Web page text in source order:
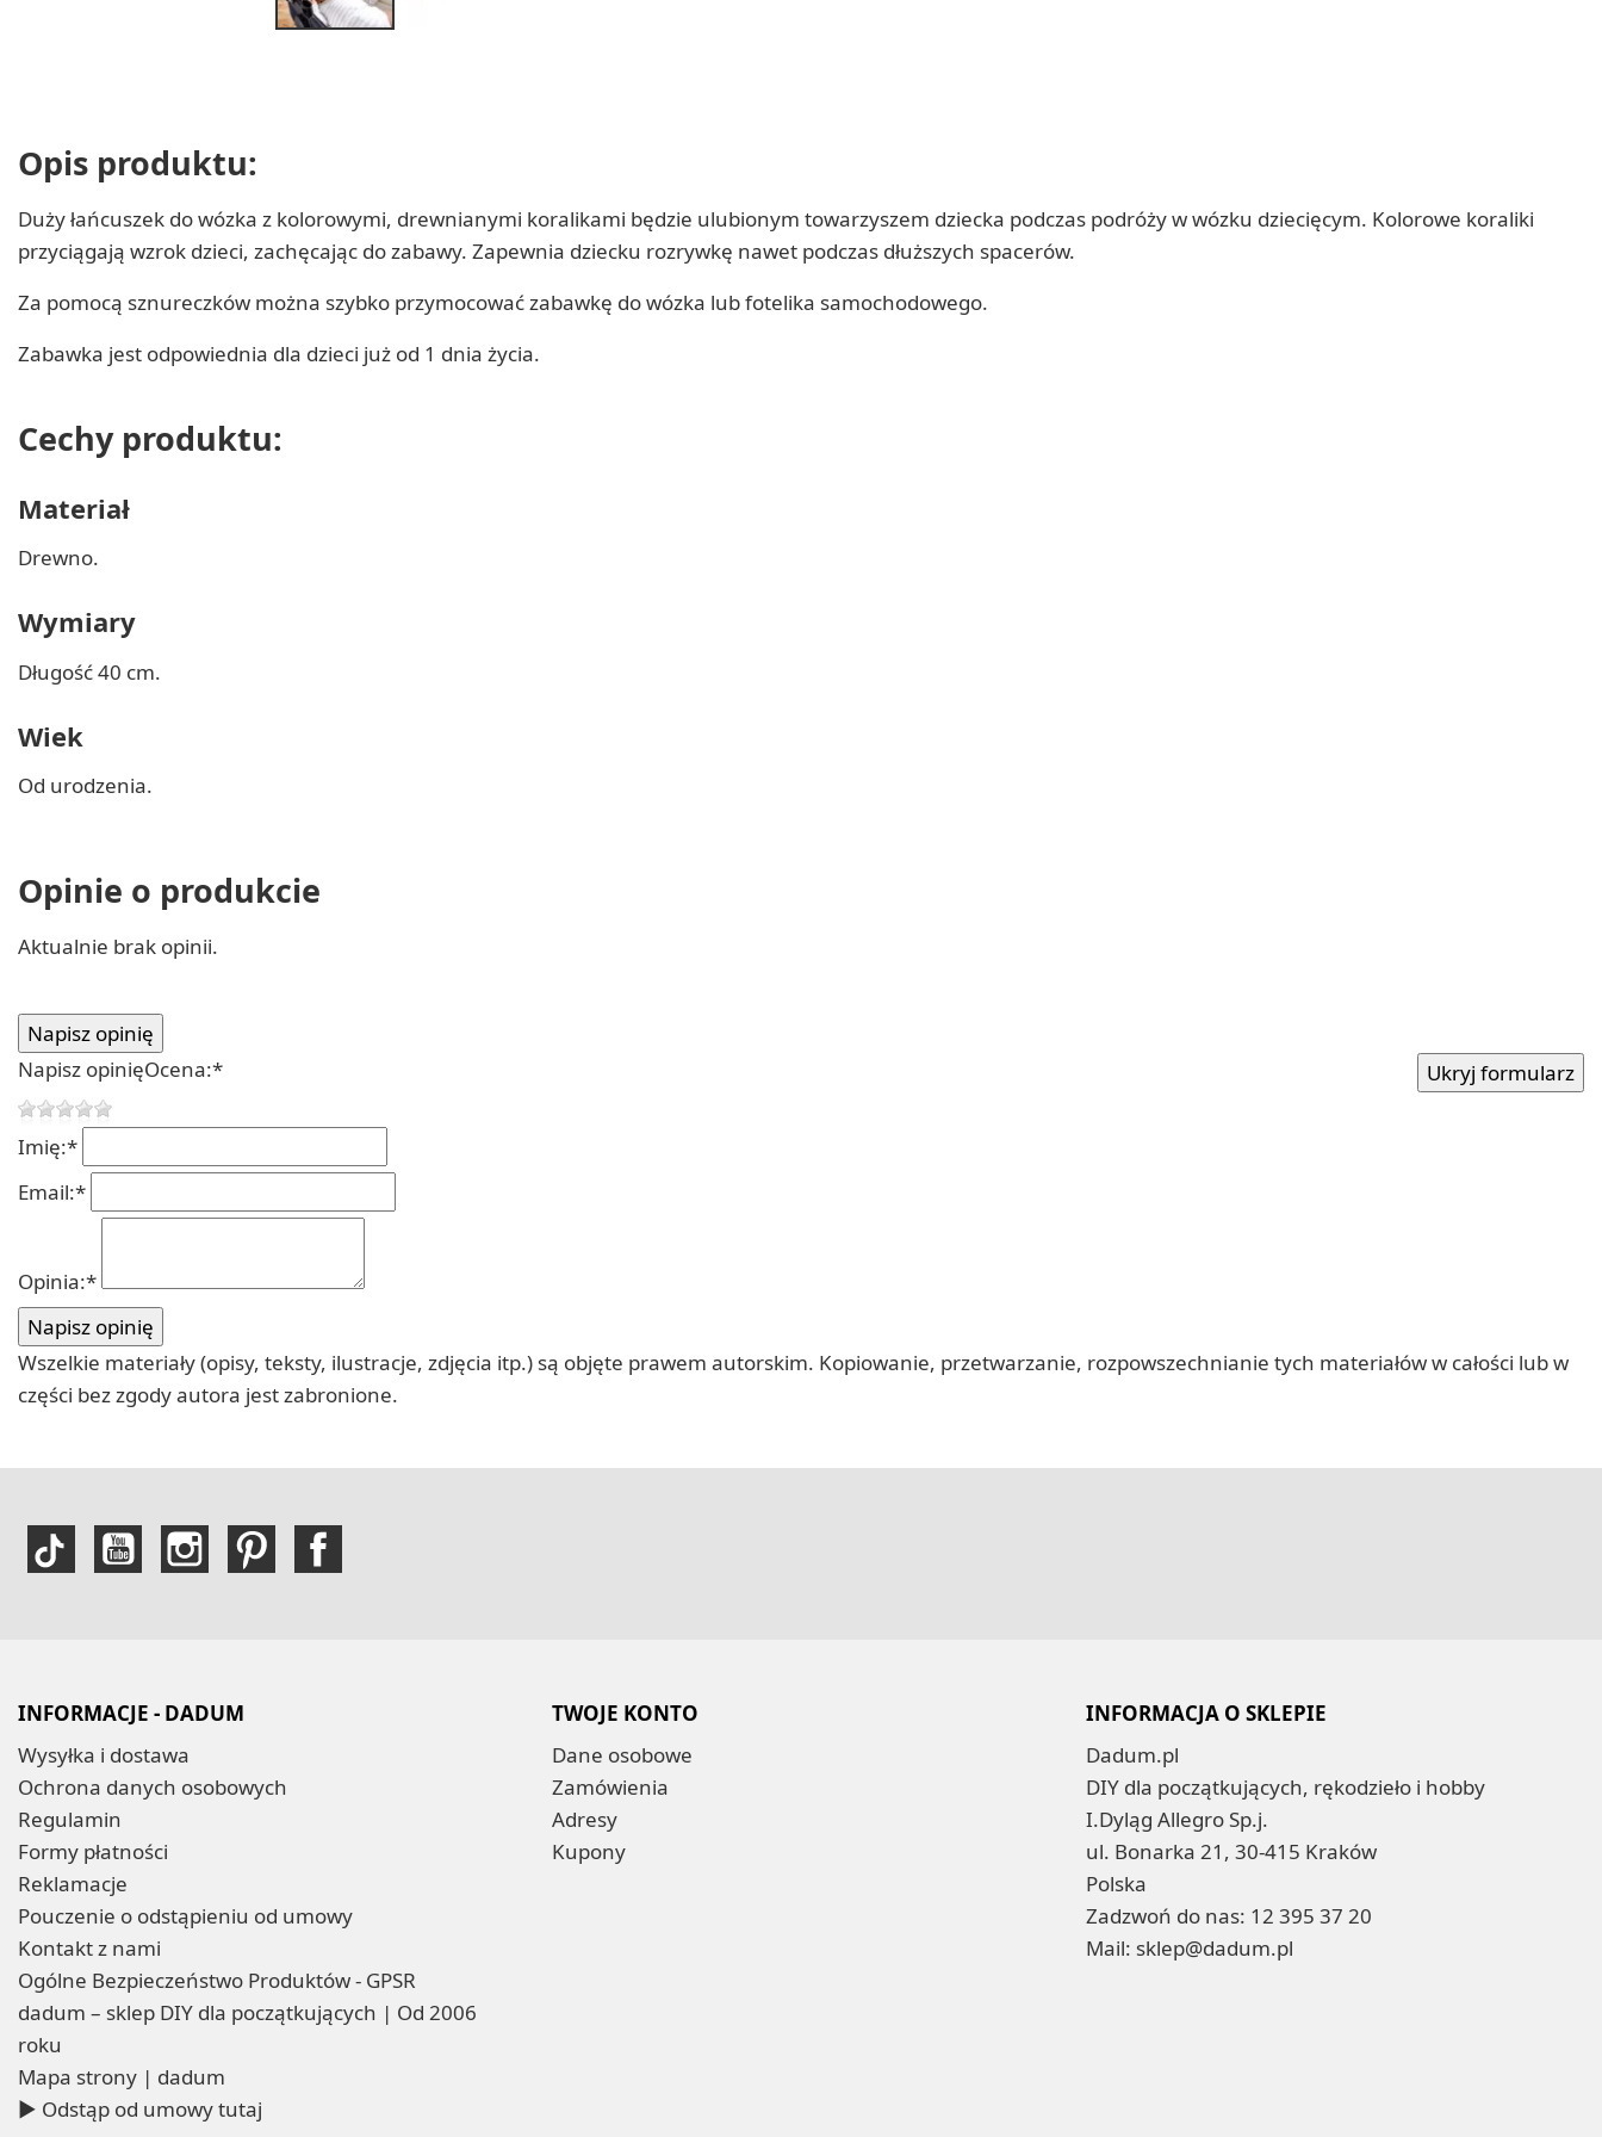
Opis produktu:
Duży łańcuszek do wózka z kolorowymi, drewnianymi koralikami będzie ulubionym towarzyszem dziecka podczas podróży w wózku dziecięcym. Kolorowe koraliki
przyciągają wzrok dzieci, zachęcając do zabawy. Zapewnia dziecku rozrywkę nawet podczas dłuższych spacerów.
Za pomocą sznureczków można szybko przymocować zabawkę do wózka lub fotelika samochodowego.
Zabawka jest odpowiednia dla dzieci już od 1 dnia życia.
Cechy produktu:
Materiał
Drewno.
Wymiary
Długość 40 cm.
Wiek
Od urodzenia.
Opinie o produkcie
Aktualnie brak opinii.
Napisz opinięOcena:*
Imię:*
Email:*
Opinia:*
Wszelkie materiały (opisy, teksty, ilustracje, zdjęcia itp.) są objęte prawem autorskim. Kopiowanie, przetwarzanie, rozpowszechnianie tych materiałów w całości lub w
części bez zgody autora jest zabronione.
INFORMACJE - DADUM
Wysyłka i dostawa
Ochrona danych osobowych
Regulamin
Formy płatności
Reklamacje
Pouczenie o odstąpieniu od umowy
Kontakt z nami
Ogólne Bezpieczeństwo Produktów - GPSR
dadum – sklep DIY dla początkujących | Od 2006
roku
Mapa strony | dadum
▶ Odstąp od umowy tutaj
TWOJE KONTO
Dane osobowe
Zamówienia
Adresy
Kupony
INFORMACJA O SKLEPIE
Dadum.pl
DIY dla początkujących, rękodzieło i hobby
I.Dyląg Allegro Sp.j.
ul. Bonarka 21, 30-415 Kraków
Polska
Zadzwoń do nas: 12 395 37 20
Mail: sklep@dadum.pl